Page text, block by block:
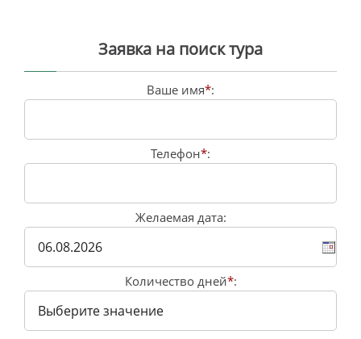
Заявка на поиск тура
Ваше имя*:
Телефон*:
Желаемая дата:
Количество дней*: